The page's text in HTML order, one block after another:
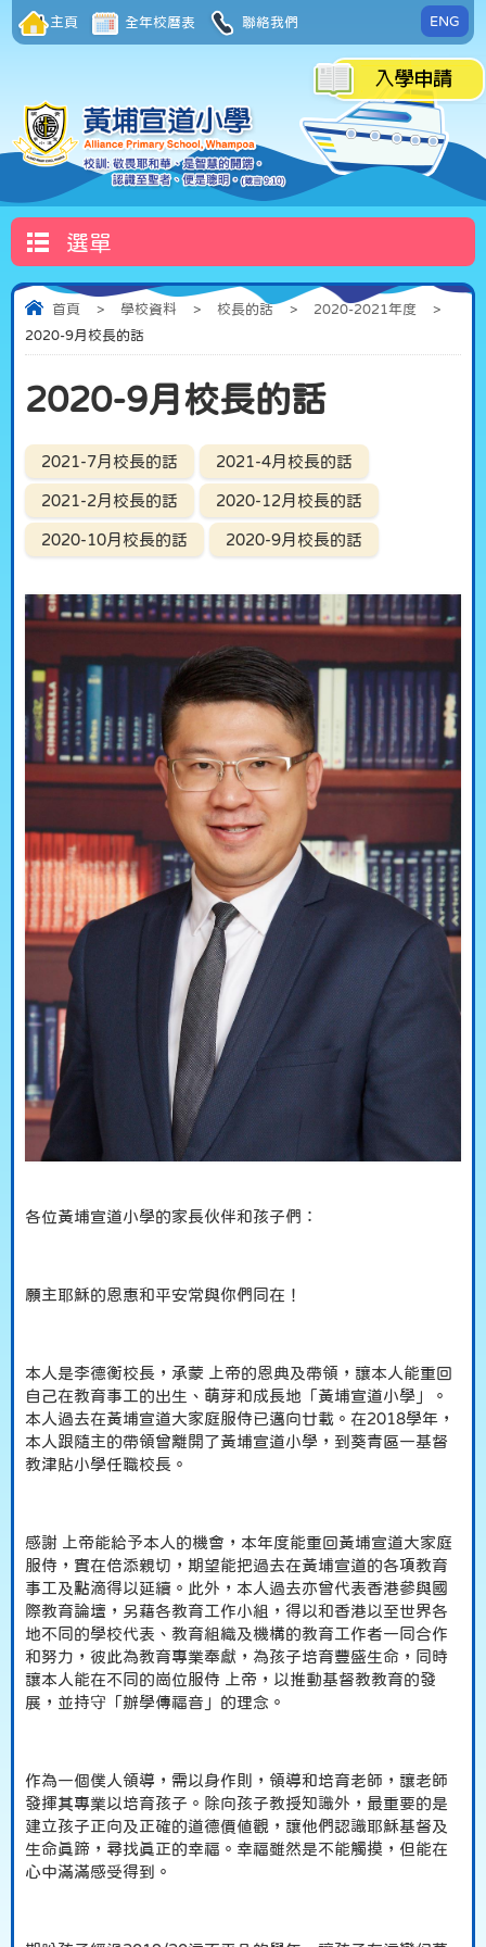
主頁 全年校曆表 聯絡我們 ENG
選單
首頁 > 學校資料 > 校長的話 > 2020-2021年度
>
2020-9月校長的話
2020-9月校長的話
2021-7月校長的話 2021-4月校長的話
2021-2月校長的話 2020-12月校長的話
2020-10月校長的話 2020-9月校長的話
各位黃埔宣道小學的家長伙伴和孩子們：
願主耶穌的恩惠和平安常與你們同在！
本人是李德衡校長，承蒙 上帝的恩典及帶領，讓本人能重回
自己在教育事工的出生、萌芽和成長地「黃埔宣道小學」。
本人過去在黃埔宣道大家庭服侍已邁向廿載。在2018學年，
本人跟隨主的帶領曾離開了黃埔宣道小學，到葵青區一基督
教津貼小學任職校長。
感謝 上帝能給予本人的機會，本年度能重回黃埔宣道大家庭
服侍，實在倍添親切，期望能把過去在黃埔宣道的各項教育
事工及點滴得以延續。此外，本人過去亦曾代表香港參與國
際教育論壇，另藉各教育工作小組，得以和香港以至世界各
地不同的學校代表、教育組織及機構的教育工作者一同合作
和努力，彼此為教育專業奉獻，為孩子培育豐盛生命，同時
讓本人能在不同的崗位服侍 上帝，以推動基督教教育的發
展，並持守「辦學傳福音」的理念。
作為一個僕人領導，需以身作則，領導和培育老師，讓老師
發揮其專業以培育孩子。除向孩子教授知識外，最重要的是
建立孩子正向及正確的道德價值觀，讓他們認識耶穌基督及
生命真蹄，尋找真正的幸福。幸福雖然是不能觸摸，但能在
心中滿滿感受得到。